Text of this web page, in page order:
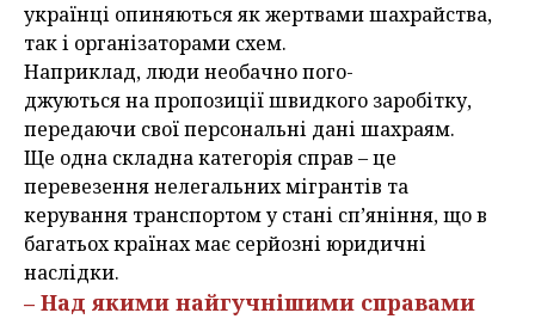
українці опиняються як жертвами шахрайства,
так і організаторами схем.
Наприклад, люди необачно пого-
джуються на пропозиції швидкого заробітку,
передаючи свої персональні дані шахраям.
Ще одна складна категорія справ – це
перевезення нелегальних мігрантів та
керування транспортом у стані сп’яніння, що в
багатьох країнах має серйозні юридичні
наслідки.
– Над якими найгучнішими справами